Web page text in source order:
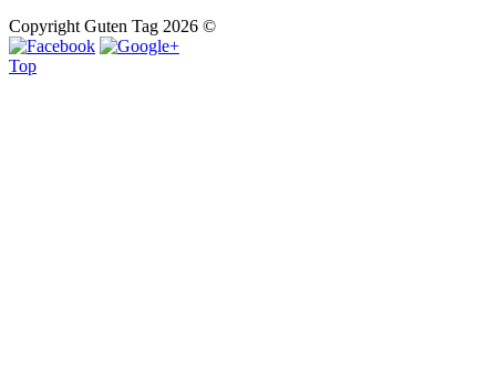
Copyright Guten Tag 2026 ©
Top